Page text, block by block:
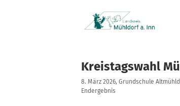
Kreistagswahl
8. März 2026, Grundschule
Endergebnis